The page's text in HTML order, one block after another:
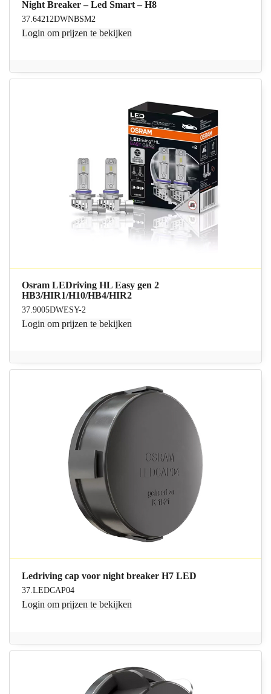
Night Breaker – Led Smart – H8
37.64212DWNBSM2
Login om prijzen te bekijken
Osram LEDriving HL Easy gen 2
HB3/HIR1/H10/HB4/HIR2
37.9005DWESY-2
Login om prijzen te bekijken
Ledriving cap voor night breaker H7 LED
37.LEDCAP04
Login om prijzen te bekijken